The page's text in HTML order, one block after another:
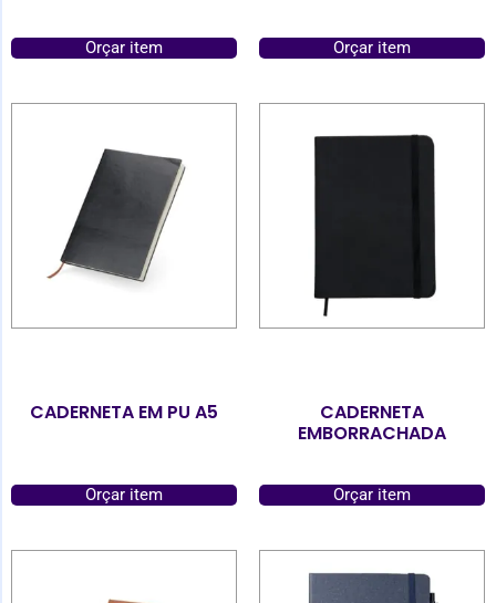
Orçar item Orçar item
CADERNETA EM PU A5
Orçar item
CADERNETA
EMBORRACHADA
Orçar item